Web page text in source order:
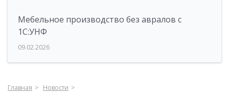
Мебельное производство без авралов с
1С:УНФ
09.02.2026
Главная
Новости